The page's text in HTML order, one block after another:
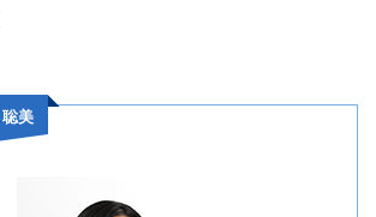
美